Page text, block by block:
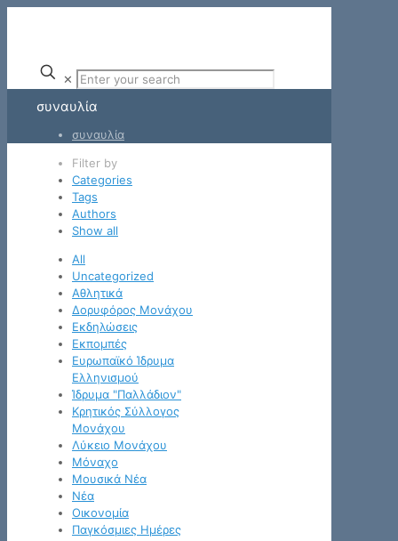
✕
συναυλία
συναυλία
Filter by
Categories
Tags
Authors
Show all
All
Uncategorized
Αθλητικά
Δορυφόρος Μονάχου
Εκδηλώσεις
Εκπομπές
Ευρωπαϊκό Ίδρυμα
Ελληνισμού
Ίδρυμα "Παλλάδιον"
Κρητικός Σύλλογος
Μονάχου
Λύκειο Μονάχου
Μόναχο
Μουσικά Νέα
Νέα
Οικονομία
Παγκόσμιες Ημέρες